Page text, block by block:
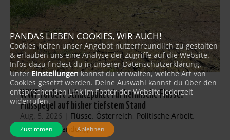
WWF fordert Schutzpaket für heimische Flüsse:
Flusspegel auf bisher tiefstem Stand
Aug. 5, 2026 | Flüsse, Österreich, Politische Arbeit,
Presse-Aussendung
PANDAS LIEBEN COOKIES, WIR AUCH!
Cookies helfen unser Angebot nutzerfreundlich zu gestalten
& erlauben uns eine Analyse der Zugriffe auf die Website.
Infos dazu findest du in unserer Datenschutzerklärung.
UnterEinstellungen kannst du verwalten, welche Art von
Cookies gesetzt werden. Deine Auswahl kannst du über den
entsprechenden Link im Footer der Website jederzeit
widerrufen.
Zustimmen Ablehnen